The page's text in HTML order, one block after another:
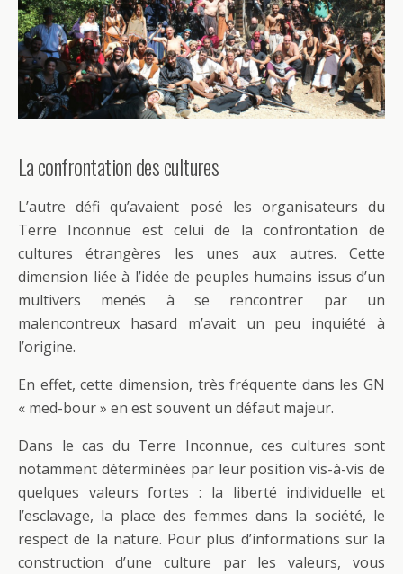
La confrontation des cultures
L’autre défi qu’avaient posé les organisateurs du
Terre Inconnue est celui de la confrontation de
cultures étrangères les unes aux autres. Cette
dimension liée à l’idée de peuples humains issus d’un
multivers menés à se rencontrer par un
malencontreux hasard m’avait un peu inquiété à
l’origine.
En effet, cette dimension, très fréquente dans les GN
« med-bour » en est souvent un défaut majeur.
Dans le cas du Terre Inconnue, ces cultures sont
notamment déterminées par leur position vis-à-vis de
quelques valeurs fortes : la liberté individuelle et
l’esclavage, la place des femmes dans la société, le
respect de la nature. Pour plus d’informations sur la
construction d’une culture par les valeurs, vous